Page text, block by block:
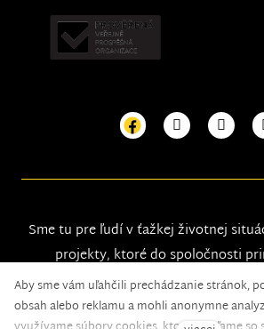
Sme tu pre ľudí v ťažkej životnej
projekty, ktoré do spoločnosti
Aby sme vám uľahčili prechádzanie stránok,
obsah alebo reklamu a mohli anonymne